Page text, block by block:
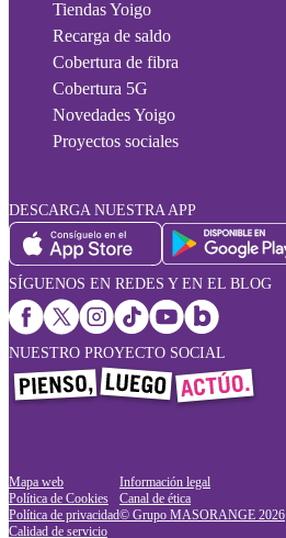
Tiendas Yoigo
Recarga de saldo
Cobertura de fibra
Cobertura 5G
Novedades Yoigo
Proyectos sociales
DESCARGA NUESTRA APP
SÍGUENOS EN REDES Y EN EL BLOG
NUESTRO PROYECTO SOCIAL
Mapa web
Política de Cookies
Política de privacidad
Calidad de servicio
Información legal
Canal de ética
© Grupo MASORANGE 2026